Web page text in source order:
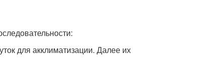
для акклиматизации. Далее их